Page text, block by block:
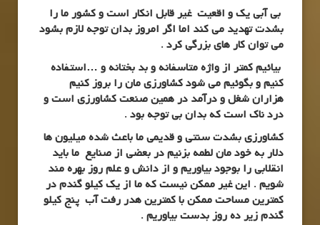
بی آبی یک و اقعیت غیر قابل انکار است و کشور ما را
بشدت تهدید می کند اما اگر امروز بدان توجه لازم بشود
می توان کار های بزرگی کرد .
بیائیم کمتر از واژه متاسفانه و بد بختانه و …استفاده
کنیم و بگوئیم می شود کشاورزی مان را بروز کنیم
هزاران شغل و درآمد در همین صنعت کشاورزی است و
درد ناک است که بدان بی توجه بود .
کشاورزی بشدت سنتی و قدیمی ما باعث شده میلیون ها
دلار به خود مان لطمه بزنیم در بعضی از صنایع ما باید
انقلابی را بوجود بیاوریم و از دانش و علم روز بهره مند
شویم . این غیر ممکن نیست که ما از یک کیلو گندم در
کمترین مساحت ممکن با کمترین هدر رفت آب پنج کیلو
گندم زیر ده روز بدست بیاوریم .